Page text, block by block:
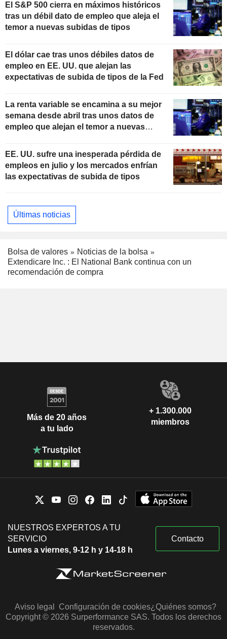
El S&P 500 cierra en máximos históricos
tras un débil dato de empleo que aleja el
temor a nuevas subidas de tipos
El dólar cae tras unos débiles datos de
empleo en EE. UU. que alejan las
expectativas de subida de tipos de la Fed
La renta variable se encamina a su mejor
semana desde abril tras unos datos de
empleo que alejan el temor a nuevas
EE. UU. sufre una inesperada pérdida de
empleos en julio y los mercados enfrían
las expectativas de subida de tipos
Últimas noticias
Bolsa de valores
Noticias de la bolsa
Extendicare Inc. : El National Bank continua con un
recomendación de compra
Más de 20 años
a tu lado
+ 1.300.000
miembros
NUESTROS EXPERTOS A TU
SERVICIO
Lunes a viernes, 9-12 h y 14-18 h
Contacto
Aviso legal Configuración de cookies¿Quiénes somos?
Copyright © 2026 Surperformance SAS. Todos los derechos
reservados.